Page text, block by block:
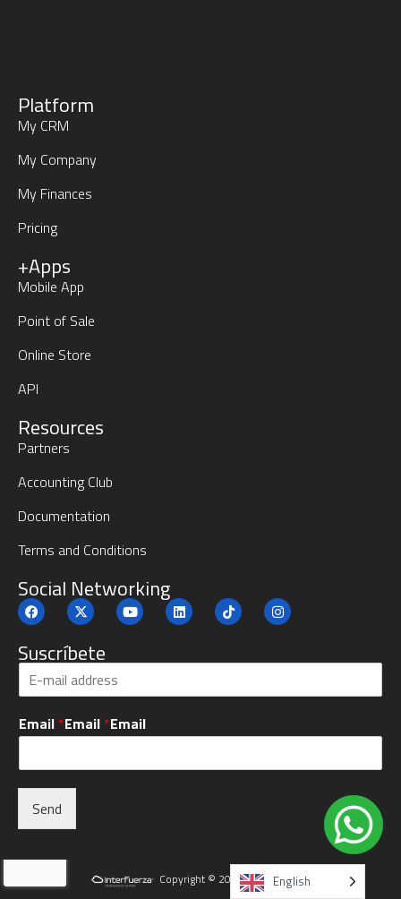
Platform
My CRM
My Company
My Finances
Pricing
+Apps
Mobile App
Point of Sale
Online Store
API
Resources
Partners
Accounting Club
Documentation
Terms and Conditions
Social Networking
Suscríbete
S
s
c
*
Email *Email *Email
Send
Copyright © 2025 Interfuerza Inc.
English